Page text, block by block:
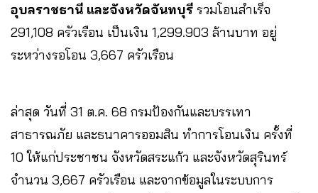
อุบลราชธานี และจังหวัดจันทบุรี รวมโอนสำเร็จ
291,108 ครัวเรือน เป็นเงิน 1,299.903 ล้านบาท อยู่
ระหว่างรอโอน 3,667 ครัวเรือน
ล่าสุด วันที่ 31 ต.ค. 68 กรมป้องกันและบรรเทา
สาธารณภัย และธนาคารออมสิน ทำการโอนเงิน ครั้งที่
10 ให้แก่ประชาชน จังหวัดสระแก้ว และจังหวัดสุรินทร์
จำนวน 3,667 ครัวเรือน และจากข้อมูลในระบบการ